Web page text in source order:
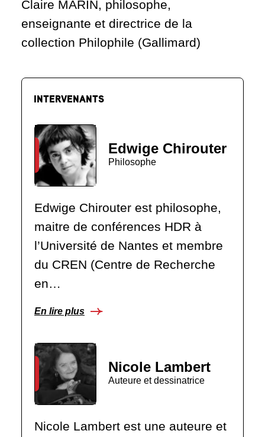
Claire MARIN, philosophe,
enseignante et directrice de la
collection Philophile (Gallimard)
INTERVENANTS
Edwige Chirouter
Philosophe
Edwige Chirouter est philosophe,
maitre de conférences HDR à
l’Université de Nantes et membre
du CREN (Centre de Recherche
en…
En lire plus
Nicole Lambert
Auteure et dessinatrice
Nicole Lambert est une auteure et